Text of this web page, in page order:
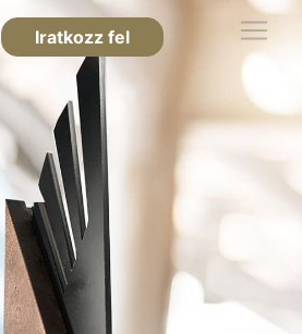
Iratkozz fel